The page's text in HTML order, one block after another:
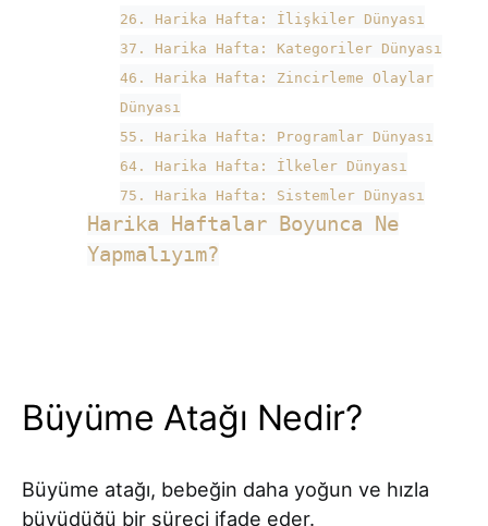
26. Harika Hafta: İlişkiler Dünyası
37. Harika Hafta: Kategoriler Dünyası
46. Harika Hafta: Zincirleme Olaylar
Dünyası
55. Harika Hafta: Programlar Dünyası
64. Harika Hafta: İlkeler Dünyası
75. Harika Hafta: Sistemler Dünyası
Harika Haftalar Boyunca Ne
Yapmalıyım?
Büyüme Atağı Nedir?
Büyüme atağı, bebeğin daha yoğun ve hızla
büyüdüğü bir süreci ifade eder.